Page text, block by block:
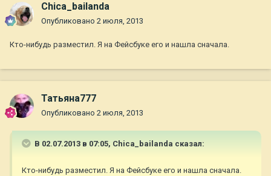
Chica_bailanda
Опубликовано 2 июля, 2013
Кто-нибудь разместил. Я на Фейсбуке его и нашла сначала.
Татьяна777
Опубликовано 2 июля, 2013
В 02.07.2013 в 07:05, Chica_bailanda сказал:
Кто-нибудь разместил. Я на Фейсбуке его и нашла сначала.